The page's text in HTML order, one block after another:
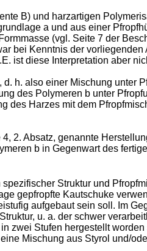
B) und harzartigen
a und aus einer
(vgl. Seite 7 der
bei Kenntnis der
ist diese Interpretation aber
h. also einer Mischung unter
des Polymeren b unter
des Harzes mit dem
2. Absatz, genannte
b in Gegenwart des
Struktur und
gepfropfte Kautschuke
aufgebaut sein soll. Im
u. a. der schwer
zwei Stufen hergestellt
Mischung aus Styrol und/